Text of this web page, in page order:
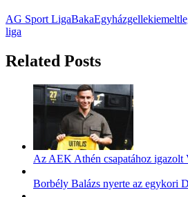
AG Sport LigaBakaEgyházgellekiemelt
liga
Related Posts
Az AEK Athén csapatához igazolt
Borbély Balázs nyerte az egykori